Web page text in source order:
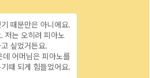
때문만은 아니에요.
저는 오히려 피아노
싶었거든요.
데 어머님은 피아노를
때 되게 힘들었어요.